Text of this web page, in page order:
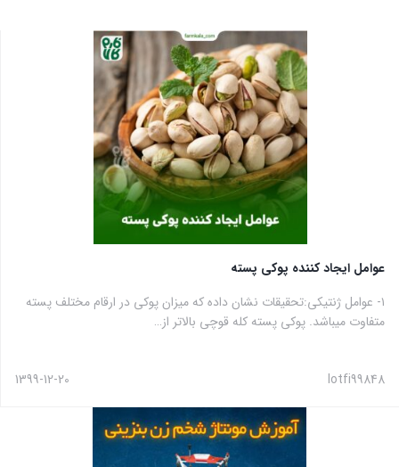
عوامل ایجاد کننده پوکی پسته
۱- عوامل ژنتیکی:تحقیقات نشان داده که میزان پوکی در ارقام مختلف پسته
متفاوت میباشد. پوکی پسته کله قوچی بالاتر از…
lotfi99848
1399-12-20